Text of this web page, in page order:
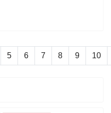
5 6 7 8 9 10